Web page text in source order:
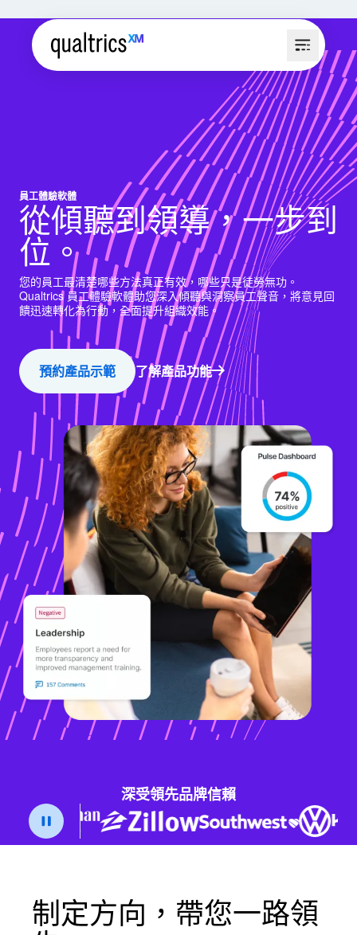
員工體驗軟體
從傾聽到領導，一步到
位。
您的員工最清楚哪些方法真正有效，哪些只是徒勞無功。
Qualtrics 員工體驗軟體助您深入傾聽與洞察員工聲音，將意見回
饋迅速轉化為行動，全面提升組織效能。
預約產品示範 了解產品功能
深受領先品牌信賴
制定方向，帶您一路領